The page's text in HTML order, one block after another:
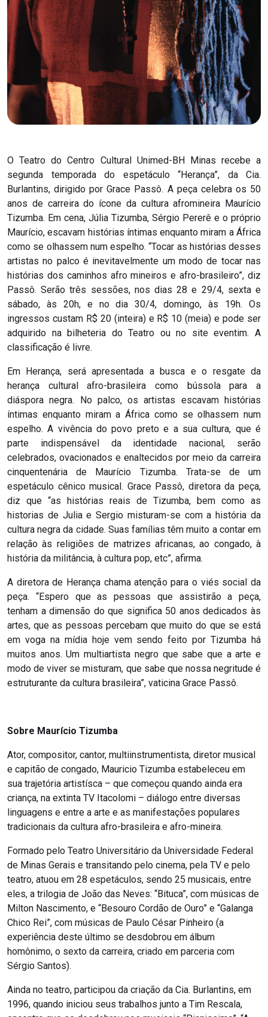
O Teatro do Centro Cultural Unimed-BH Minas recebe a
segunda temporada do espetáculo “Herança”, da Cia.
Burlantins, dirigido por Grace Passô. A peça celebra os 50
anos de carreira do ícone da cultura afromineira Maurício
Tizumba. Em cena, Júlia Tizumba, Sérgio Pererê e o próprio
Maurício, escavam histórias íntimas enquanto miram a África
como se olhassem num espelho. “Tocar as histórias desses
artistas no palco é inevitavelmente um modo de tocar nas
histórias dos caminhos afro mineiros e afro-brasileiro”, diz
Passô. Serão três sessões, nos dias 28 e 29/4, sexta e
sábado, às 20h, e no dia 30/4, domingo, às 19h. Os
ingressos custam R$ 20 (inteira) e R$ 10 (meia) e pode ser
adquirido na bilheteria do Teatro ou no site eventim. A
classificação é livre.
Em Herança, será apresentada a busca e o resgate da
herança cultural afro-brasileira como bússola para a
diáspora negra. No palco, os artistas escavam histórias
íntimas enquanto miram a África como se olhassem num
espelho. A vivência do povo preto e a sua cultura, que é
parte indispensável da identidade nacional, serão
celebrados, ovacionados e enaltecidos por meio da carreira
cinquentenária de Maurício Tizumba. Trata-se de um
espetáculo cênico musical. Grace Passô, diretora da peça,
diz que “as histórias reais de Tizumba, bem como as
historias de Julia e Sergio misturam-se com a história da
cultura negra da cidade. Suas famílias têm muito a contar em
relação às religiões de matrizes africanas, ao congado, à
história da militância, à cultura pop, etc”, afirma.
A diretora de Herança chama atenção para o viés social da
peça. “Espero que as pessoas que assistirão a peça,
tenham a dimensão do que significa 50 anos dedicados às
artes, que as pessoas percebam que muito do que se está
em voga na mídia hoje vem sendo feito por Tizumba há
muitos anos. Um multiartista negro que sabe que a arte e
modo de viver se misturam, que sabe que nossa negritude é
estruturante da cultura brasileira”, vaticina Grace Passô.
Sobre Maurício Tizumba
Ator, compositor, cantor, multiinstrumentista, diretor musical
e capitão de congado, Mauricio Tizumba estabeleceu em
sua trajetória artistísca – que começou quando ainda era
criança, na extinta TV Itacolomi – diálogo entre diversas
linguagens e entre a arte e as manifestações populares
tradicionais da cultura afro-brasileira e afro-mineira.
Formado pelo Teatro Universitário da Universidade Federal
de Minas Gerais e transitando pelo cinema, pela TV e pelo
teatro, atuou em 28 espetáculos, sendo 25 musicais, entre
eles, a trilogia de João das Neves: “Bituca”, com músicas de
Milton Nascimento, e “Besouro Cordão de Ouro” e “Galanga
Chico Rei”, com músicas de Paulo César Pinheiro (a
experiência deste último se desdobrou em álbum
homônimo, o sexto da carreira, criado em parceria com
Sérgio Santos).
Ainda no teatro, participou da criação da Cia. Burlantins, em
1996, quando iniciou seus trabalhos junto a Tim Rescala,